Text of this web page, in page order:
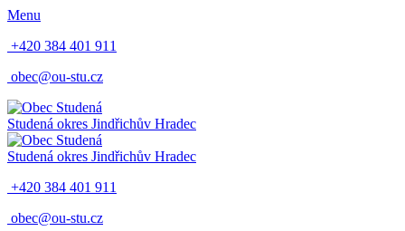
Menu
+420 384 401 911
obec@ou-stu.cz
Studená okres Jindřichův Hradec
Studená okres Jindřichův Hradec
+420 384 401 911
obec@ou-stu.cz